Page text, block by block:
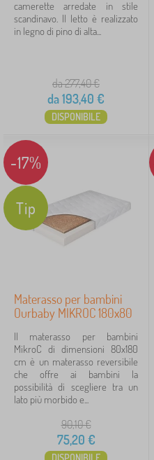
n
i
l
e
t
Novità
Personaggi delle fiabe
Marche
FILTRAGGIO
camerette arredate in stile
scandinavo. Il letto è realizzato
in legno di pino di alta...
da 277,40€
da193,40 €
DISPONIBILE
-17%
Tip
Materasso per bambini
Ourbaby MIKROC 180x80
Il materasso per bambini
MikroC di dimensioni 80x180
cm è un materasso reversibile
che offre ai bambini la
possibilità di scegliere tra un
lato più morbido e...
90,10€
75,20 €
DISPONIBILE